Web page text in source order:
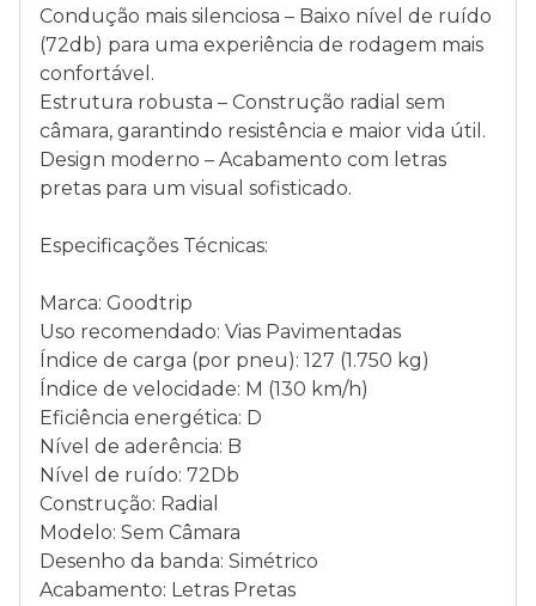
Condução mais silenciosa – Baixo nível de ruído
(72db) para uma experiência de rodagem mais
confortável.
Estrutura robusta – Construção radial sem
câmara, garantindo resistência e maior vida útil.
Design moderno – Acabamento com letras
pretas para um visual sofisticado.
Especificações Técnicas:
Marca: Goodtrip
Uso recomendado: Vias Pavimentadas
Índice de carga (por pneu): 127 (1.750 kg)
Índice de velocidade: M (130 km/h)
Eficiência energética: D
Nível de aderência: B
Nível de ruído: 72Db
Construção: Radial
Modelo: Sem Câmara
Desenho da banda: Simétrico
Acabamento: Letras Pretas